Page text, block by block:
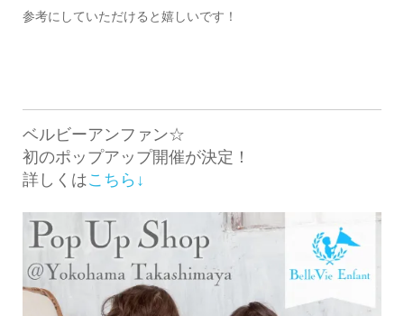
参考にしていただけると嬉しいです！
ベルビーアンファン☆
初のポップアップ開催が決定！
詳しくはこちら↓